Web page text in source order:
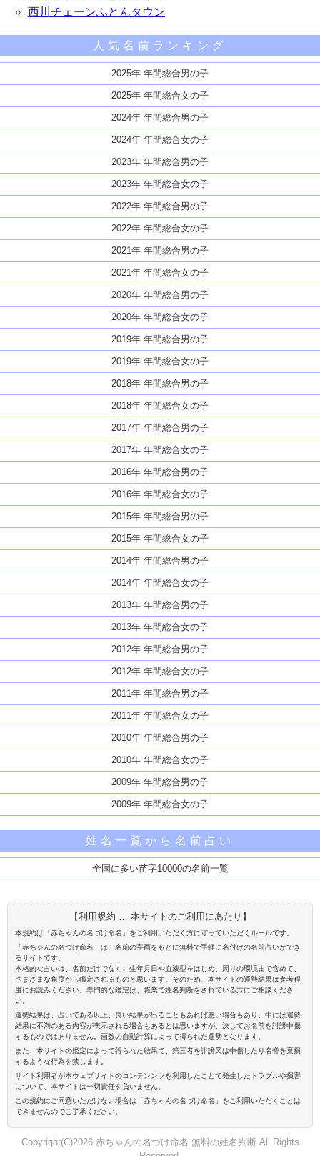
西川チェーンふとんタウン
人気名前ランキング
2025年 年間総合男の子
2025年 年間総合女の子
2024年 年間総合男の子
2024年 年間総合女の子
2023年 年間総合男の子
2023年 年間総合女の子
2022年 年間総合男の子
2022年 年間総合女の子
2021年 年間総合男の子
2021年 年間総合女の子
2020年 年間総合男の子
2020年 年間総合女の子
2019年 年間総合男の子
2019年 年間総合女の子
2018年 年間総合男の子
2018年 年間総合女の子
2017年 年間総合男の子
2017年 年間総合女の子
2016年 年間総合男の子
2016年 年間総合女の子
2015年 年間総合男の子
2015年 年間総合女の子
2014年 年間総合男の子
2014年 年間総合女の子
2013年 年間総合男の子
2013年 年間総合女の子
2012年 年間総合男の子
2012年 年間総合女の子
2011年 年間総合男の子
2011年 年間総合女の子
2010年 年間総合男の子
2010年 年間総合女の子
2009年 年間総合男の子
2009年 年間総合女の子
姓名一覧から名前占い
全国に多い苗字10000の名前一覧
【利用規約 … 本サイトのご利用にあたり】
本規約は「赤ちゃんの名づけ命名」をご利用いただく方に守っていただくルールです。
「赤ちゃんの名づけ命名」は、名前の字画をもとに無料で手軽に名付けの名前占いができ
るサイトです。
本格的な占いは、名前だけでなく、生年月日や血液型をはじめ、周りの環境まで含めて、
さまざまな角度から鑑定されるものと思います。そのため、本サイトの運勢結果は参考程
度にお読みください。専門的な鑑定は、職業で姓名判断をされている方にご相談くださ
い。
運勢結果は、占いである以上、良い結果が出ることもあれば悪い場合もあり、中には運勢
結果に不満のある内容が表示される場合もあるとは思いますが、決してお名前を誹謗中傷
するものではありません。画数の自動計算によって得られた運勢となります。
また、本サイトの鑑定によって得られた結果で、第三者を誹謗又は中傷したり名誉を棄損
するような行為を禁じます。
サイト利用者が本ウェブサイトのコンテンンツを利用したことで発生したトラブルや損害
について、本サイトは一切責任を負いません。
この規約にご同意いただけない場合は「赤ちゃんの名づけ命名」をご利用いただくことは
できませんのでご了承ください。
Copyright(C)2026 赤ちゃんの名づけ命名 無料の姓名判断 All Rights